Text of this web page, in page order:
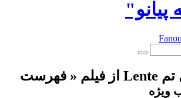
تجزیه و تحلیل تم Lente از فیلم « فهرست